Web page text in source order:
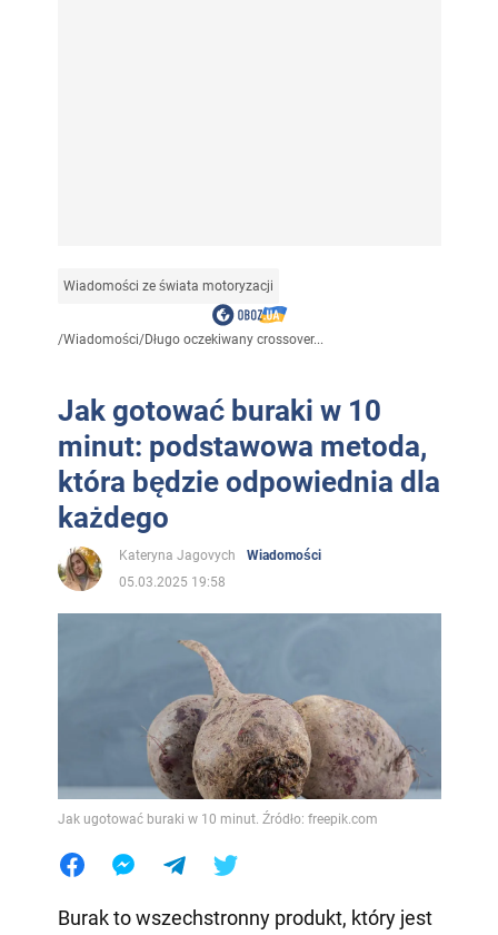
Wiadomości ze świata motoryzacji
/Wiadomości/Długo oczekiwany crossover...
Jak gotować buraki w 10
minut: podstawowa metoda,
która będzie odpowiednia dla
każdego
Kateryna Jagovych
Wiadomości
05.03.2025 19:58
Jak ugotować buraki w 10 minut. Źródło: freepik.com
Burak to wszechstronny produkt, który jest